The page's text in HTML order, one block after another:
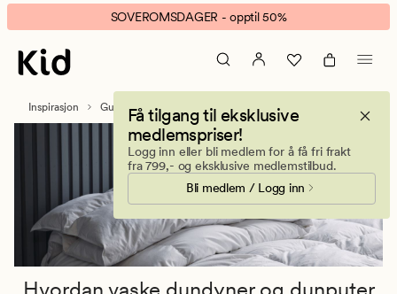
Hvordan
vaske
dundyner
banner.
Klikk
ESCAPE
SOVEROMSDAGER - opptil 50%
Få tilgang til eksklusive
medlemspriser!
Logg inn eller bli medlem for å få fri frakt
fra 799,- og eksklusive medlemstilbud.
Bli medlem / Logg inn
Inspirasjon Guider Hvordan vaske dundyner og dunputer